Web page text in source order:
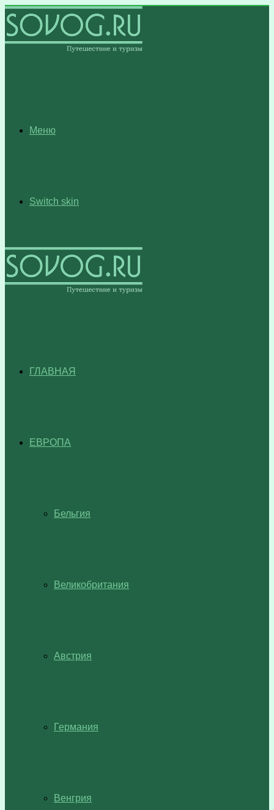
Меню
Switch skin
ГЛАВНАЯ
ЕВРОПА
Бельгия
Великобритания
Австрия
Германия
Венгрия